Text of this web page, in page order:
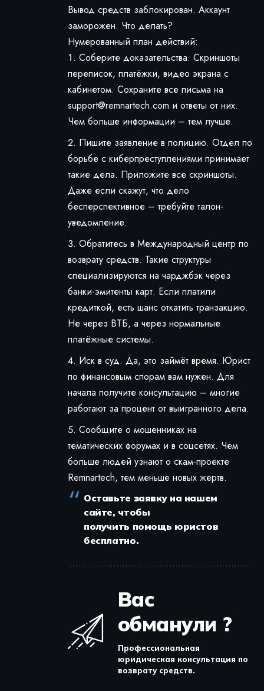
Вывод средств заблокирован. Аккаунт
заморожен. Что делать?
Нумерованный план действий:
Соберите доказательства. Скриншоты
переписок, платёжки, видео экрана с
кабинетом. Сохраните все письма на
support@remnartech.com и ответы от них.
Чем больше информации – тем лучше.
Пишите заявление в полицию. Отдел по
борьбе с киберпреступлениями принимает
такие дела. Приложите все скриншоты.
Даже если скажут, что дело
бесперспективное – требуйте талон-
уведомление.
Обратитесь в Международный центр по
возврату средств. Такие структуры
специализируются на чарджбэк через
банки-эмитенты карт. Если платили
кредиткой, есть шанс откатить транзакцию.
Не через ВТБ, а через нормальные
платёжные системы.
Иск в суд. Да, это займёт время. Юрист
по финансовым спорам вам нужен. Для
начала получите консультацию – многие
работают за процент от выигранного дела.
Сообщите о мошенниках на
тематических форумах и в соцсетях. Чем
больше людей узнают о скам-проекте
Remnartech, тем меньше новых жертв.
Оставьте заявку на нашем
сайте, чтобы
получить помощь юристов
бесплатно.
Вас
обманули ?
Профессиональная
юридическая консультация по
возврату средств.